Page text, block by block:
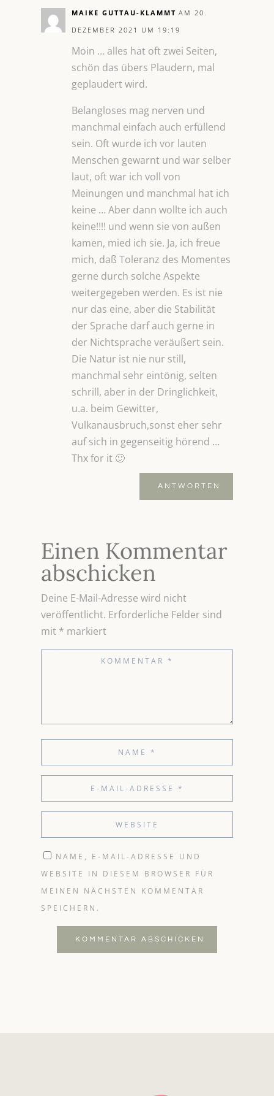
MAIKE GUTTAU-KLAMMT AM 20.
DEZEMBER 2021 UM 19:19
Moin … alles hat oft zwei Seiten,
schön das übers Plaudern, mal
geplaudert wird.
Belangloses mag nerven und
manchmal einfach auch erfüllend
sein. Oft wurde ich vor lauten
Menschen gewarnt und war selber
laut, oft war ich voll von
Meinungen und manchmal hat ich
keine … Aber dann wollte ich auch
keine!!!! und wenn sie von außen
kamen, mied ich sie. Ja, ich freue
mich, daß Toleranz des Momentes
gerne durch solche Aspekte
weitergegeben werden. Es ist nie
nur das eine, aber die Stabilität
der Sprache darf auch gerne in
der Nichtsprache veräußert sein.
Die Natur ist nie nur still,
manchmal sehr eintönig, selten
schrill, aber in der Dringlichkeit,
u.a. beim Gewitter,
Vulkanausbruch,sonst eher sehr
auf sich in gegenseitig hörend …
Thx for it 🙂
ANTWORTEN
Einen Kommentar
abschicken
Deine E-Mail-Adresse wird nicht
veröffentlicht. Erforderliche Felder sind
mit * markiert
NAME, E-MAIL-ADRESSE UND
WEBSITE IN DIESEM BROWSER FÜR
MEINEN NÄCHSTEN KOMMENTAR
SPEICHERN.
KOMMENTAR ABSCHICKEN